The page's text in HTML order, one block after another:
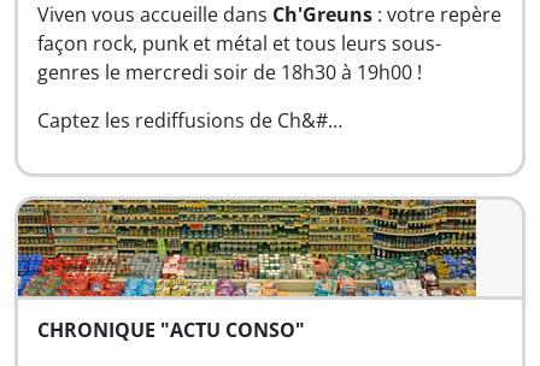
Viven vous accueille dans Ch'Greuns : votre repère
façon rock, punk et métal et tous leurs sous-
genres le mercredi soir de 18h30 à 19h00 !
Captez les rediffusions de Ch&#…
CHRONIQUE "ACTU CONSO"